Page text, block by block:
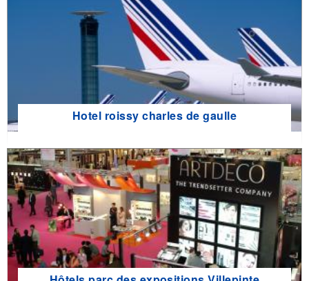
Hotel roissy charles de gaulle